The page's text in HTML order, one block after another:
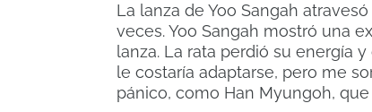
La lanza de Yoo Sangah
veces. Yoo Sangah mostró una
lanza. La rata perdió su energía
le costaría adaptarse, pero me
pánico, como Han Myungoh,